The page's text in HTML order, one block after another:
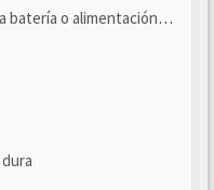
o alimentación eléctri...